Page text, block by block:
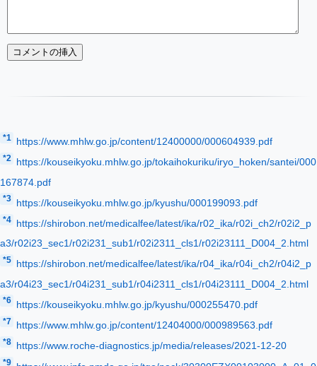
*1 https://www.mhlw.go.jp/content/12400000/000604939.pdf
*2
https://kouseikyoku.mhlw.go.jp/tokaihokuriku/iryo_hoken/santei/000
167874.pdf
*3 https://kouseikyoku.mhlw.go.jp/kyushu/000199093.pdf
*4
https://shirobon.net/medicalfee/latest/ika/r02_ika/r02i_ch2/r02i2_p
a3/r02i23_sec1/r02i231_sub1/r02i2311_cls1/r02i23111_D004_2.html
*5
https://shirobon.net/medicalfee/latest/ika/r04_ika/r04i_ch2/r04i2_p
a3/r04i23_sec1/r04i231_sub1/r04i2311_cls1/r04i23111_D004_2.html
*6 https://kouseikyoku.mhlw.go.jp/kyushu/000255470.pdf
*7 https://www.mhlw.go.jp/content/12404000/000989563.pdf
*8 https://www.roche-diagnostics.jp/media/releases/2021-12-20
*9